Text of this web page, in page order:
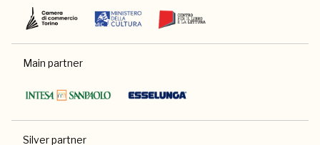
Main partner
Silver partner